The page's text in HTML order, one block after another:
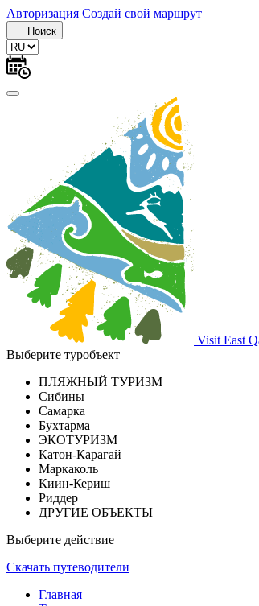
Авторизация Создай свой маршрут
Поиск
Visit East
Выберите туробъект
ПЛЯЖНЫЙ ТУРИЗМ
Сибины
Самарка
Бухтарма
ЭКОТУРИЗМ
Катон-Карагай
Маркаколь
Киин-Кериш
Риддер
ДРУГИЕ ОБЪЕКТЫ
Выберите действие
Скачать путеводители
Главная